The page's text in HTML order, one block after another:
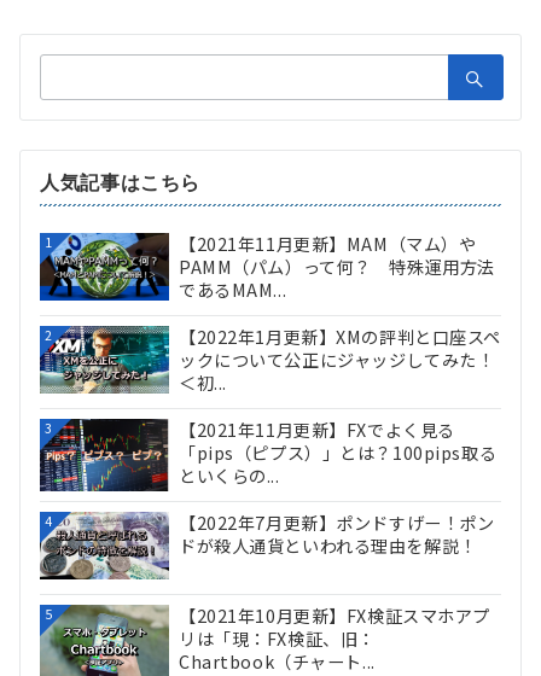
索：
人気記事はこちら
1
【2021年11月更新】MAM（マム）や
PAMM（パム）って何？ 特殊運用方法
であるMAM...
2
【2022年1月更新】XMの評判と口座スペ
ックについて公正にジャッジしてみた！
＜初...
3
【2021年11月更新】FXでよく見る
「pips（ピプス）」とは？100pips取る
といくらの...
4
【2022年7月更新】ポンドすげー！ポン
ドが殺人通貨といわれる理由を解説！
5
【2021年10月更新】FX検証スマホアプ
リは「現：FX検証、旧：
Chartbook（チャート...